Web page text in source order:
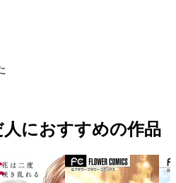
におすすめの作品